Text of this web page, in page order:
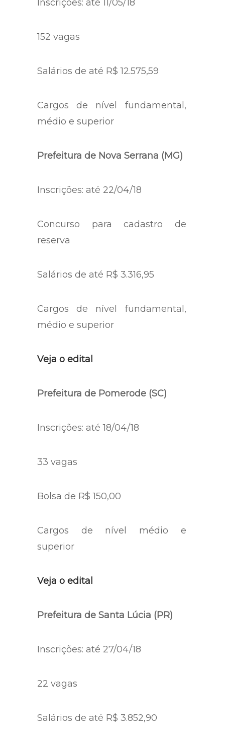
Inscrições: até 11/05/18
152 vagas
Salários de até R$ 12.575,59
Cargos de nível fundamental,
médio e superior
Prefeitura de Nova Serrana (MG)
Inscrições: até 22/04/18
Concurso para cadastro de
reserva
Salários de até R$ 3.316,95
Cargos de nível fundamental,
médio e superior
Veja o edital
Prefeitura de Pomerode (SC)
Inscrições: até 18/04/18
33 vagas
Bolsa de R$ 150,00
Cargos de nível médio e
superior
Veja o edital
Prefeitura de Santa Lúcia (PR)
Inscrições: até 27/04/18
22 vagas
Salários de até R$ 3.852,90